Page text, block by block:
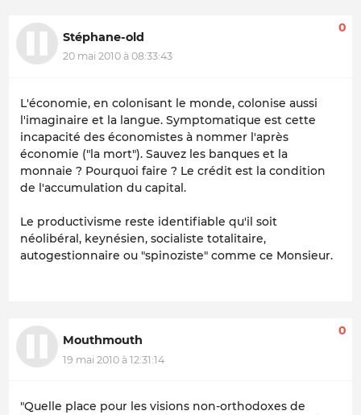
Stéphane-old
20 mai 2010 à 08:33:43
0
L'économie, en colonisant le monde, colonise aussi
l'imaginaire et la langue. Symptomatique est cette
incapacité des économistes à nommer l'après
économie ("la mort"). Sauvez les banques et la
monnaie ? Pourquoi faire ? Le crédit est la condition
de l'accumulation du capital.
Le productivisme reste identifiable qu'il soit
néolibéral, keynésien, socialiste totalitaire,
autogestionnaire ou "spinoziste" comme ce Monsieur.
Mouthmouth
19 mai 2010 à 12:31:14
0
"Quelle place pour les visions non-orthodoxes de